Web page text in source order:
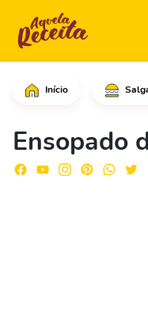
Início
Ensopado
Comece